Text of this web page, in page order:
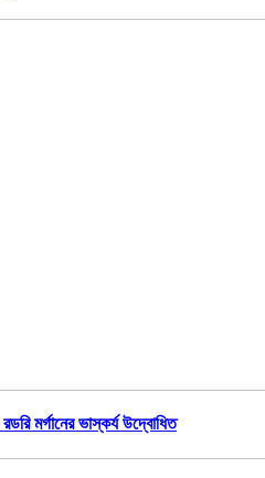
মর্গানের ভাস্কর্য উদ্বোধিত